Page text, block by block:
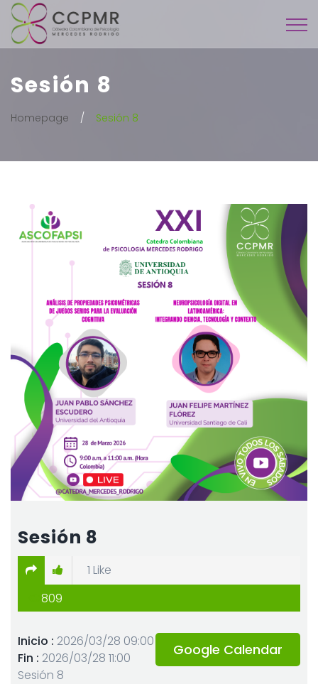
Sesión 8
Homepage Sesión 8
Sesión 8
1 Like
809
Google Calendar
Inicio : 2026/03/28 09:00
Fin : 2026/03/28 11:00
Sesión 8